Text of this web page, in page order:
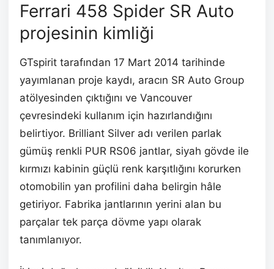
Ferrari 458 Spider SR Auto
projesinin kimliği
GTspirit tarafından 17 Mart 2014 tarihinde
yayımlanan proje kaydı, aracın SR Auto Group
atölyesinden çıktığını ve Vancouver
çevresindeki kullanım için hazırlandığını
belirtiyor. Brilliant Silver adı verilen parlak
gümüş renkli PUR RS06 jantlar, siyah gövde ile
kırmızı kabinin güçlü renk karşıtlığını korurken
otomobilin yan profilini daha belirgin hâle
getiriyor. Fabrika jantlarının yerini alan bu
parçalar tek parça dövme yapı olarak
tanımlanıyor.